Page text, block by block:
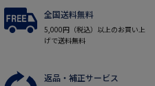
全国送料無料
5,000円（税込）以上のお買い上
げで送料無料
返品・補正サービス